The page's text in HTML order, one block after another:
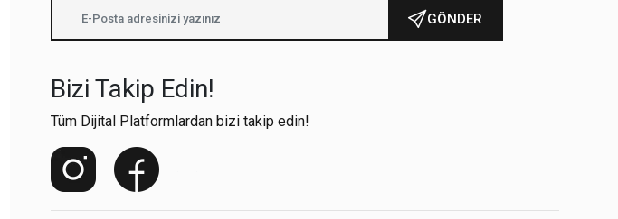
GÖNDER
Bizi Takip Edin!
Tüm Dijital Platformlardan bizi takip edin!